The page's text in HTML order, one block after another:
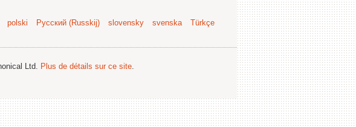
polski Русский (Russkij) slovensky svenska
Türkçe
Ltd. Plus de détails sur ce site.